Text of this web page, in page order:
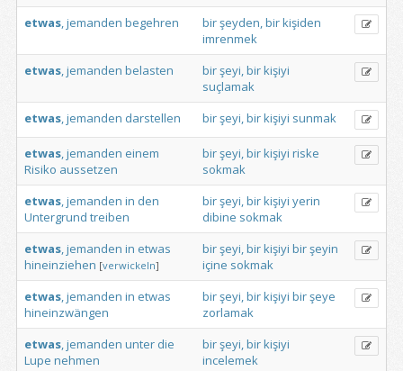
etwas,jemanden begehren birşeyden,birkişiden
imrenmek
etwas,jemanden belasten birşeyi,birkişiyi
suçlamak
etwas,jemanden darstellen birşeyi,birkişiyi sunmak
etwas,jemanden einem
Risiko aussetzen
birşeyi,birkişiyi riske
sokmak
etwas,jemanden in den
Untergrund treiben
birşeyi,birkişiyi yerin
dibine sokmak
etwas,jemanden in etwas
hineinziehen [verwickeln]
birşeyi,birkişiyi birşeyin
içine sokmak
etwas,jemanden in etwas
hineinzwängen
birşeyi,birkişiyi birşeye
zorlamak
etwas,jemanden unter die
Lupe nehmen
birşeyi,birkişiyi
incelemek